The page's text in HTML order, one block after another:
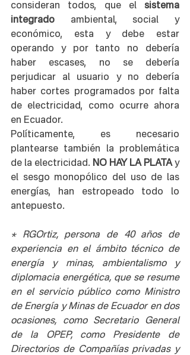
consideran todos, que el sistema
integrado ambiental, social y
económico, esta y debe estar
operando y por tanto no debería
haber escases, no se debería
perjudicar al usuario y no debería
haber cortes programados por falta
de electricidad, como ocurre ahora
en Ecuador.
Políticamente, es necesario
plantearse también la problemática
de la electricidad. NO HAY LA PLATA y
el sesgo monopólico del uso de las
energías, han estropeado todo lo
antepuesto.
* RGOrtiz, persona de 40 años de
experiencia en el ámbito técnico de
energía y minas, ambientalismo y
diplomacia energética, que se resume
en el servicio público como Ministro
de Energía y Minas de Ecuador en dos
ocasiones, como Secretario General
de la OPEP, como Presidente de
Directorios de Compañías privadas y